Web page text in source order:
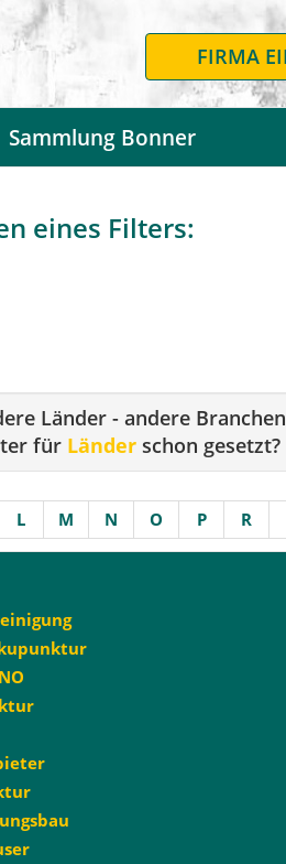
FIRMA
Sammlung Bonner
eines Filters:
Länder - andere
für Länderschon gesetzt?
L M N O P R